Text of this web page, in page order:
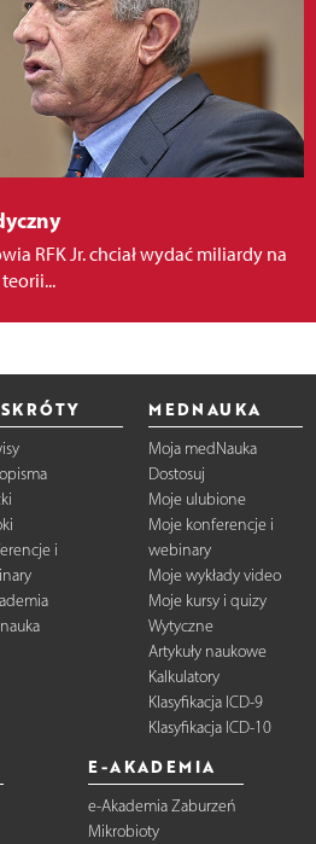
RFK Jr. chciał wydać miliardy na
i
MEDNAUKA
Moja medNauka
Dostosuj
Moje ulubione
Moje konferencje i
webinary
Moje wykłady video
Moje kursy i quizy
Wytyczne
Artykuły naukowe
Kalkulatory
Klasyfikacja ICD-9
Klasyfikacja ICD-10
E-AKADEMIA
e-Akademia Zaburzeń
Mikrobioty